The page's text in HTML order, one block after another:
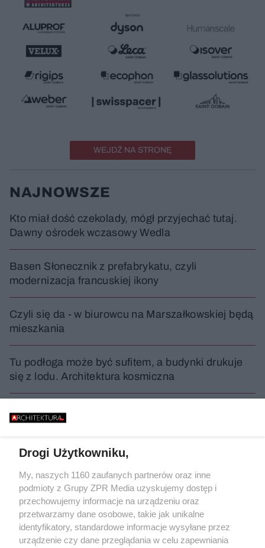
WEJDŹ NA STRONĘ
NAJNOWSZE
Kto miał dość czekolady, mógł przyjechać tutaj.
Dawny ośrodek wczasowy Wedla
Basen Słonecznik z prefabrykatu, czyli
modernizacja francuskiej ikony
Czyli się da - w biurowcu na Marszałkowskiej będą
mieszkania
Tu podłoga może być sufitem, a budynki drukuje
się z lodu. Architektura kosmiczna
Zielona przebudowa rynku w Czaplinku. To
mieszkańcy wymusili zmiany w projekcie
WYDARZENIA
Drogi Użytkowniku,
My, naszych 1160 zaufanych partnerów oraz inne
podmioty z Grupy ZPR Media uzyskujemy dostęp i
przechowujemy informacje na urządzeniu oraz
przetwarzamy dane osobowe, takie jak unikalne
identyfikatory, standardowe informacje wysyłane przez
urządzenie czy dane przeglądania w celu zapewniania